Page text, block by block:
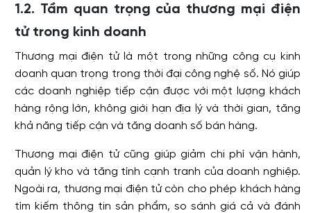
1.2. Tầm quan trọng của thương mại điện
tử trong kinh doanh
Thương mại điện tử là một trong những công cụ kinh
doanh quan trọng trong thời đại công nghệ số. Nó giúp
các doanh nghiệp tiếp cận được với một lượng khách
hàng rộng lớn, không giới hạn địa lý và thời gian, tăng
khả năng tiếp cận và tăng doanh số bán hàng.
Thương mại điện tử cũng giúp giảm chi phí vận hành,
quản lý kho và tăng tính cạnh tranh của doanh nghiệp.
Ngoài ra, thương mại điện tử còn cho phép khách hàng
tìm kiếm thông tin sản phẩm, so sánh giá cả và đánh